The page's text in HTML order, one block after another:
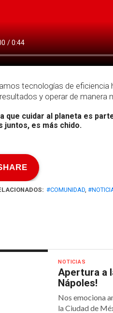
tecnologías de eficiencia
y operar de manera
que cuidar al planeta es
juntos, es más chido.
#COMUNIDAD ,
NOTICIAS
Apertura a
Nápoles!
Nos emociona
la Ciudad de